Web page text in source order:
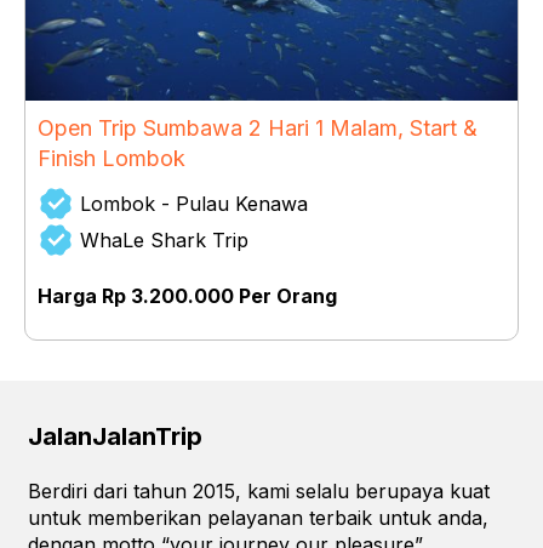
Open Trip Sumbawa 2 Hari 1 Malam, Start &
Finish Lombok
Lombok - Pulau Kenawa
WhaLe Shark Trip
Harga Rp 3.200.000 Per Orang
JalanJalanTrip
Berdiri dari tahun 2015, kami selalu berupaya kuat
untuk memberikan pelayanan terbaik untuk anda,